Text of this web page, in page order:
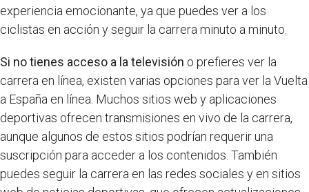
experiencia emocionante, ya que puedes ver a los
ciclistas en acción y seguir la carrera minuto a minuto.
Si no tienes acceso a la televisión o prefieres ver la
carrera en línea, existen varias opciones para ver la Vuelta
a España en línea. Muchos sitios web y aplicaciones
deportivas ofrecen transmisiones en vivo de la carrera,
aunque algunos de estos sitios podrían requerir una
suscripción para acceder a los contenidos. También
puedes seguir la carrera en las redes sociales y en sitios